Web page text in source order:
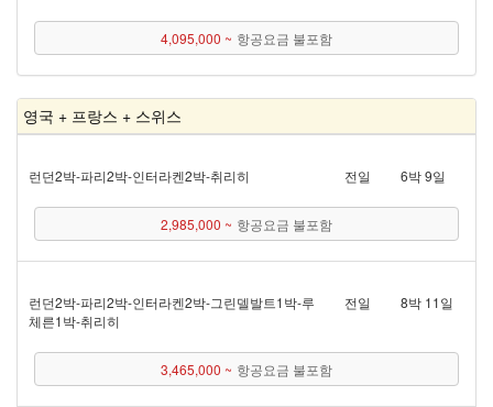
4,095,000 ~ 항공요금 불포함
영국 + 프랑스 + 스위스
런던 2박 - 파리 2박 - 인터라켄 2박 - 취리히 전일 6박 9일
2,985,000 ~ 항공요금 불포함
런던 2박 - 파리 2박 - 인터라켄 2박 - 그린델발트 1박 - 루
체른 1박 - 취리히
전일 8박 11일
3,465,000 ~ 항공요금 불포함